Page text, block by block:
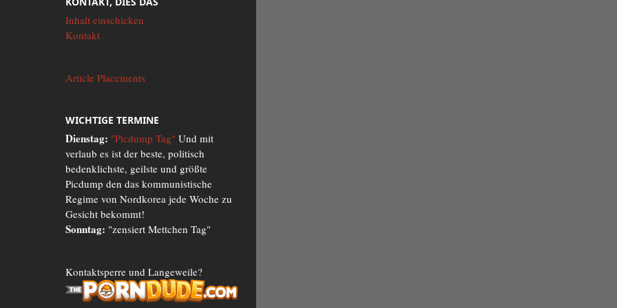
Inhalt einschicken
Kontakt
Article Placements
WICHTIGE TERMINE
Dienstag: "Picdump Tag" Und mit
verlaub es ist der beste, politisch
bedenklichste, geilste und größte
Picdump den das kommunistische
Regime von Nordkorea jede Woche zu
Gesicht bekommt!
Sonntag: "zensiert Mettchen Tag"
Kontaktsperre und Langeweile?